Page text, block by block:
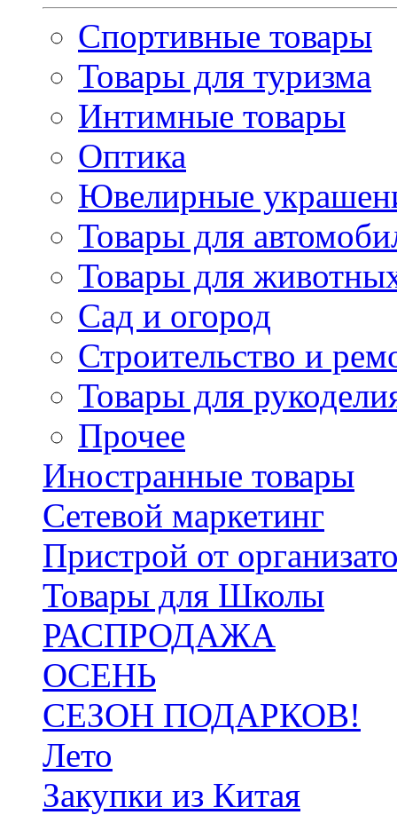
Спортивные товары
Товары для туризма
Интимные товары
Оптика
Ювелирные
Товары для
Товары для
Сад и огород
Строительство и
Товары для
Прочее
Иностранные товары
Сетевой маркетинг
Пристрой от
Товары для Школы
РАСПРОДАЖА
ОСЕНЬ
СЕЗОН ПОДАРКОВ!
Лето
Закупки из Китая